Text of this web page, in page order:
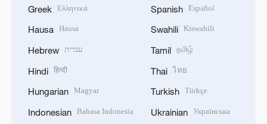
Greek Ελληνικά
Hausa Hausa
Hebrew עברית
Hindi हिन्दी
Hungarian Magyar
Indonesian Bahasa Indonesia
Spanish Español
Swahili Kiswahili
Tamil தமிழ்
Thai ไทย
Turkish Türkçe
Ukrainian Українська